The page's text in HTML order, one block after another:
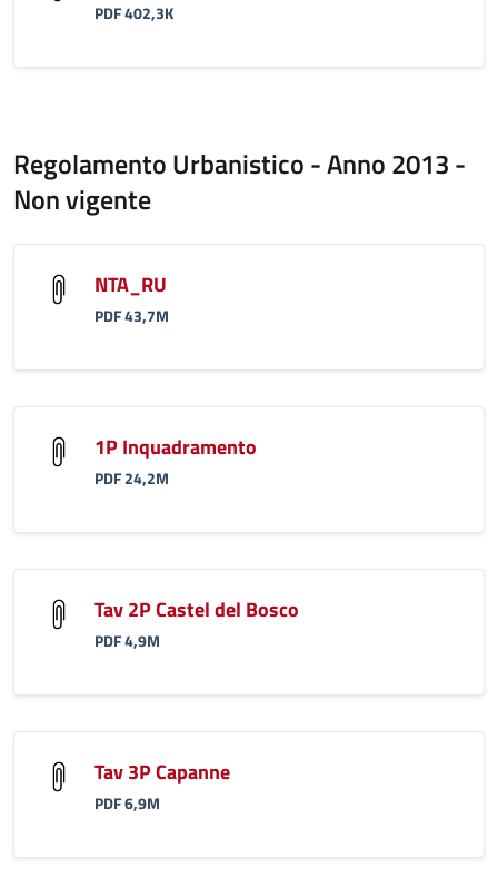
PDF 402,3K
Regolamento Urbanistico - Anno 2013 -
Non vigente
NTA_RU
PDF 43,7M
1P Inquadramento
PDF 24,2M
Tav 2P Castel del Bosco
PDF 4,9M
Tav 3P Capanne
PDF 6,9M